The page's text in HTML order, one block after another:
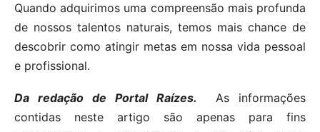
Quando adquirimos uma compreensão mais profunda
de nossos talentos naturais, temos mais chance de
descobrir como atingir metas em nossa vida pessoal
e profissional.
Da redação de Portal Raízes.
As informações
contidas neste artigo são apenas para fins